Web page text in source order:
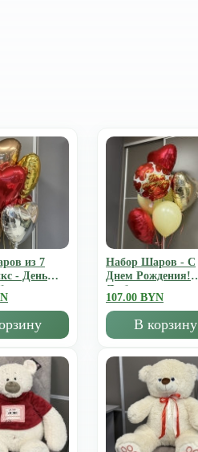
из 7
- День
Набор Шаров - С
Днем Рождения!
Люблю
107.00 BYN
В корзину